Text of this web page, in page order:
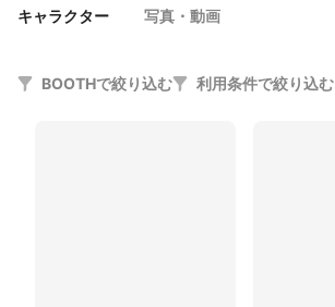
キャラクター 写真・動画
BOOTHで絞り込む 利用条件で絞り込む